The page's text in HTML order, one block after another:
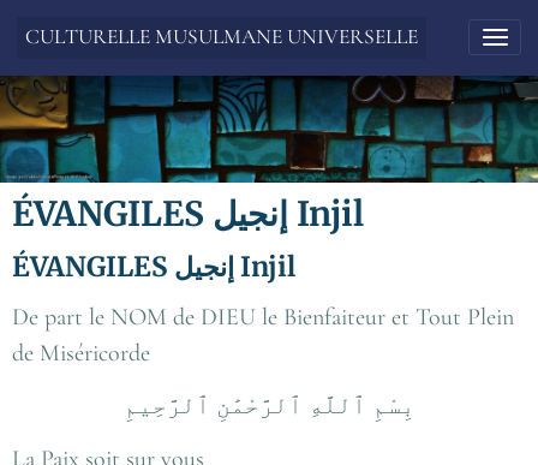
CULTURELLE MUSULMANE UNIVERSELLE
ÉVANGILES إنجيل‬ Injil
ÉVANGILES إنجيل‬ Injil
De part le NOM de DIEU le Bienfaiteur et Tout Plein
de Miséricorde
بِسْمِ ٱللَّهِ ٱلرَّحْمَٰنِ ٱلرَّحِيمِ
La Paix soit sur vous